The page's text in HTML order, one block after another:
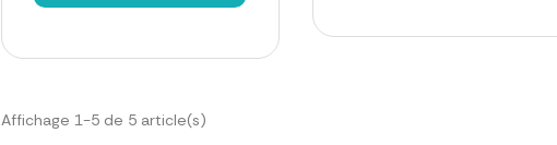
Affichage 1-5 de 5 article(s)